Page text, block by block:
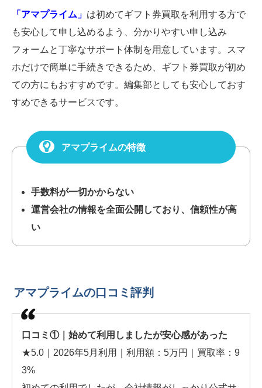
「アマプライム」 は初めてギフト券買取を利用する方で
も安心して申し込めるよう、分かりやすい申し込み
フォームと丁寧なサポート体制を用意しています。スマ
ホだけで簡単に手続きできるため、ギフト券買取が初め
ての方にもおすすめです。編集部としても安心しておす
すめできるサービスです。
アマプライムの特徴
手数料が一切かからない
運営会社の情報を全面公開しており、信頼性が高
い
アマプライムの口コミ評判
口コミ①｜始めて利用しましたが安心感があった
★5.0｜2026年5月利用｜利用額：5万円｜買取率：9
3%